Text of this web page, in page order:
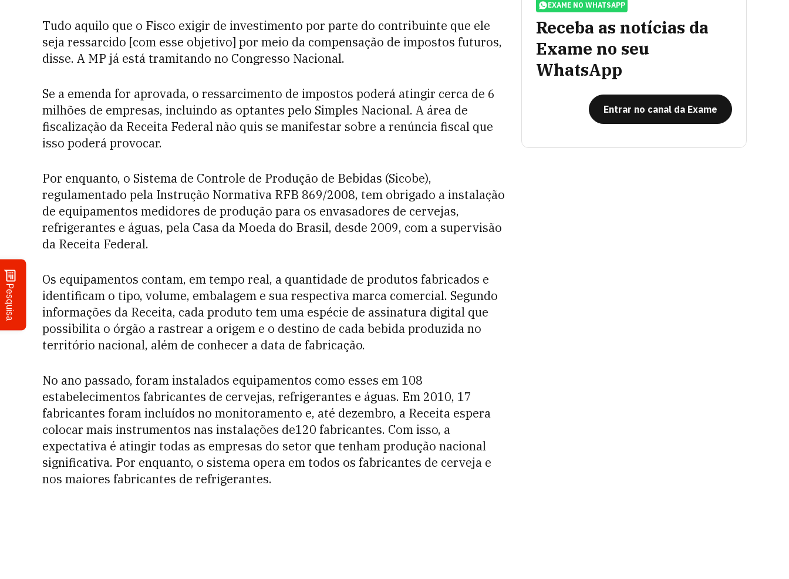
Pesquisa
Tudo aquilo que o Fisco exigir de investimento por parte do contribuinte que ele
seja ressarcido [com esse objetivo] por meio da compensação de impostos futuros,
disse. A MP já está tramitando no Congresso Nacional.
Se a emenda for aprovada, o ressarcimento de impostos poderá atingir cerca de 6
milhões de empresas, incluindo as optantes pelo Simples Nacional. A área de
fiscalização da Receita Federal não quis se manifestar sobre a renúncia fiscal que
isso poderá provocar.
Por enquanto, o Sistema de Controle de Produção de Bebidas (Sicobe),
regulamentado pela Instrução Normativa RFB 869/2008, tem obrigado a instalação
de equipamentos medidores de produção para os envasadores de cervejas,
refrigerantes e águas, pela Casa da Moeda do Brasil, desde 2009, com a supervisão
da Receita Federal.
Os equipamentos contam, em tempo real, a quantidade de produtos fabricados e
identificam o tipo, volume, embalagem e sua respectiva marca comercial. Segundo
informações da Receita, cada produto tem uma espécie de assinatura digital que
possibilita o órgão a rastrear a origem e o destino de cada bebida produzida no
território nacional, além de conhecer a data de fabricação.
No ano passado, foram instalados equipamentos como esses em 108
estabelecimentos fabricantes de cervejas, refrigerantes e águas. Em 2010, 17
fabricantes foram incluídos no monitoramento e, até dezembro, a Receita espera
colocar mais instrumentos nas instalações de120 fabricantes. Com isso, a
expectativa é atingir todas as empresas do setor que tenham produção nacional
significativa. Por enquanto, o sistema opera em todos os fabricantes de cerveja e
nos maiores fabricantes de refrigerantes.
EXAME NO WHATSAPP
Receba as notícias da
Exame no seu
WhatsApp
Entrar no canal da Exame